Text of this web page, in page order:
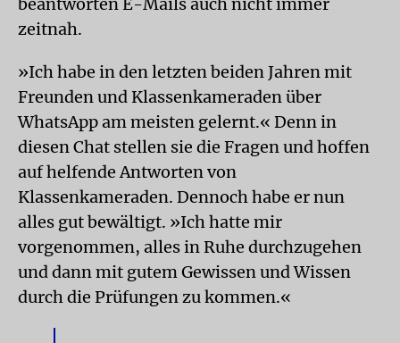
zeitnah.
»Ich habe in den letzten beiden Jahren mit
Freunden und Klassenkameraden über
WhatsApp am meisten gelernt.« Denn in
diesen Chat stellen sie die Fragen und hoffen
auf helfende Antworten von
Klassenkameraden. Dennoch habe er nun
alles gut bewältigt. »Ich hatte mir
vorgenommen, alles in Ruhe durchzugehen
und dann mit gutem Gewissen und Wissen
durch die Prüfungen zu kommen.«